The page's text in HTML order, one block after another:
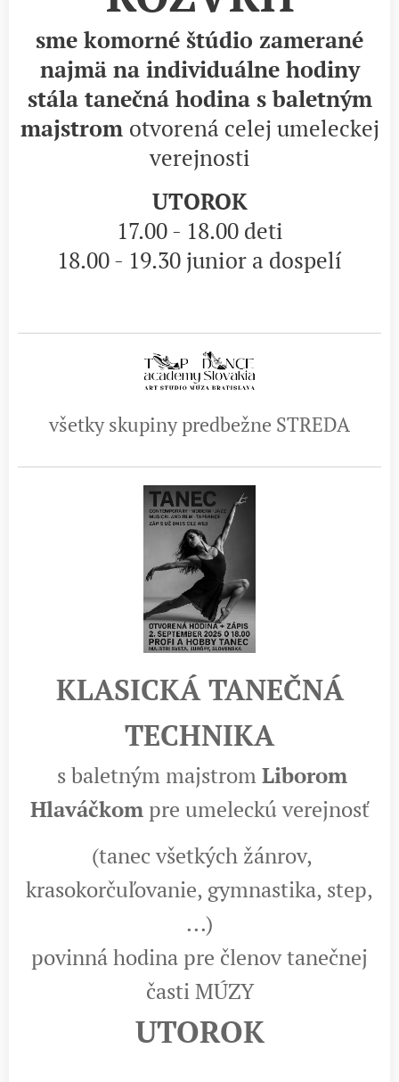
sme komorné štúdio zamerané
najmä na individuálne hodiny
stála tanečná hodina s baletným
majstrom otvorená celej umeleckej
verejnosti
UTOROK
17.00 - 18.00 deti
18.00 - 19.30 junior a dospelí
všetky skupiny predbežne STREDA
KLASICKÁ TANEČNÁ
TECHNIKA
s baletným majstromLiborom
Hlaváčkom pre umeleckú verejnosť
(tanec všetkých žánrov,
krasokorčuľovanie, gymnastika, step,
...)
povinná hodina pre členov tanečnej
časti MÚZY
UTOROK